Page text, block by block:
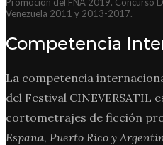
Venezuela 2011 y 2013-2017.
Competencia
La competencia
del Festival CINEVERSATIL
cortometrajes de ficción
España, Puerto Rico y